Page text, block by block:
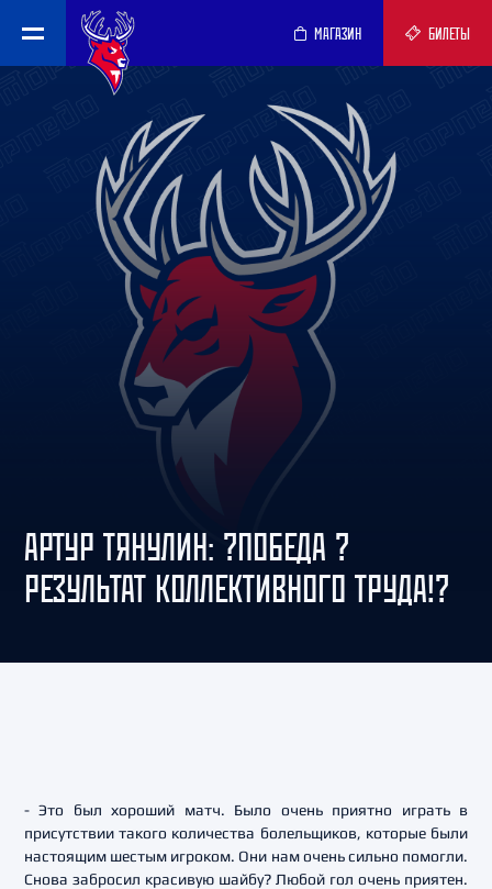
МАГАЗИН БИЛЕТЫ
АРТУР ТЯНУЛИН: ?ПОБЕДА ?
РЕЗУЛЬТАТ КОЛЛЕКТИВНОГО ТРУДА!?
- Это был хороший матч. Было очень приятно играть в
присутствии такого количества болельщиков, которые были
настоящим шестым игроком. Они нам очень сильно помогли.
Снова забросил красивую шайбу? Любой гол очень приятен.